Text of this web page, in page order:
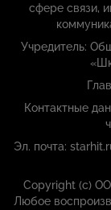
сфере связи,
Учредитель:
Контактные
Эл. почта:
Copyright (с)
Любое